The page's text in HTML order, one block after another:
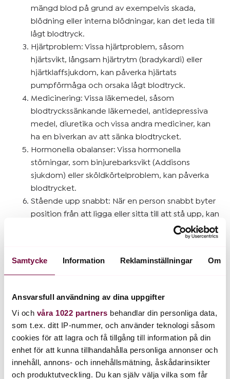
Samtycke Information Reklaminställningar Om
Ansvarsfull användning av dina uppgifter
Vi och våra 1022 partners behandlar din personliga data,
som t.ex. ditt IP-nummer, och använder teknologi såsom
cookies för att lagra och få tillgång till information på din
enhet för att kunna tillhandahålla personliga annonser och
innehåll, annons- och innehållsmätning, åskådarinsikter
och produktutveckling. Du kan själv välja vilka som får
mängd blod på grund av exempelvis skada,
blödning eller interna blödningar, kan det leda till
lågt blodtryck.
Hjärtproblem: Vissa hjärtproblem, såsom
hjärtsvikt, långsam hjärtrytm (bradykardi) eller
hjärtklaffsjukdom, kan påverka hjärtats
pumpförmåga och orsaka lågt blodtryck.
Medicinering: Vissa läkemedel, såsom
blodtryckssänkande läkemedel, antidepressiva
medel, diuretika och vissa andra mediciner, kan
ha en biverkan av att sänka blodtrycket.
Hormonella obalanser: Vissa hormonella
störningar, som binjurebarksvikt (Addisons
sjukdom) eller sköldkörtelproblem, kan påverka
blodtrycket.
Stående upp snabbt: När en person snabbt byter
position från att ligga eller sitta till att stå upp, kan
det leda till tillfälligt lågt blodtryck, vilket kallas
Lågt blodtryck kan ibland orsaka symtom som yrsel,
svimning, trötthet, koncentrationssvårigheter, kall hud,
fastställa orsaken till lågt blodtryck eftersom det kan
vara ett tecken på underliggande medicinska tillstånd
eller problem. Behandlingen av lågt blodtryck fokuserar
på att hantera och åtgärda den underliggande
orsaken. Det kan innefatta att öka vätskeintaget,
justera mediciner, behandla eventuella underliggande
sjukdomar eller ta andra åtgärder enligt läkares